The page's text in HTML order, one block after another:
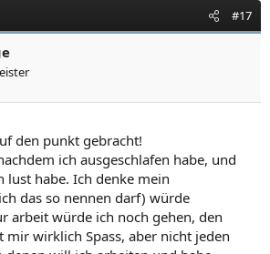
#17
den punkt gebracht!
ich ausgeschlafen habe, und
lust habe. Ich denke mein
das so nennen darf) würde
arbeit würde ich noch gehen, den
mir wirklich Spass, aber nicht jeden